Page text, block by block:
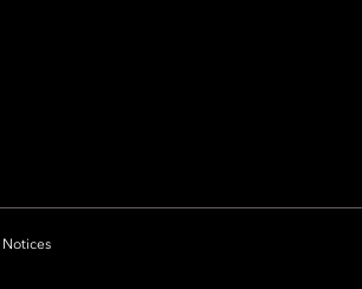
Notices